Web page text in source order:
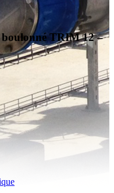
boulonné TRIM 12 –